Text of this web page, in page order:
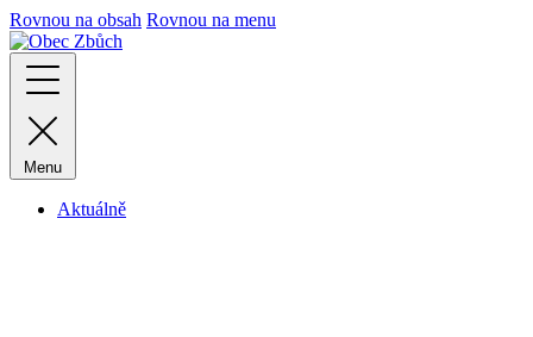
Rovnou na obsah Rovnou na menu
Menu
Aktuálně